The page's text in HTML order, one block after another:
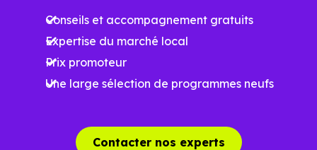
Conseils et accompagnement gratuits
Expertise du marché local
Prix promoteur
Une large sélection de programmes neufs
Contacter nos experts